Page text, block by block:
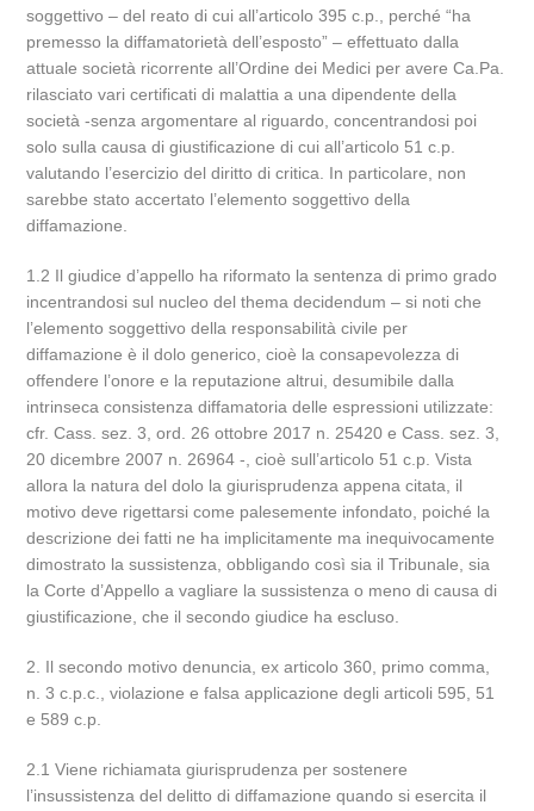
soggettivo – del reato di cui all’articolo 395 c.p., perché “ha
premesso la diffamatorietà dell’esposto” – effettuato dalla
attuale società ricorrente all’Ordine dei Medici per avere Ca.Pa.
rilasciato vari certificati di malattia a una dipendente della
società -senza argomentare al riguardo, concentrandosi poi
solo sulla causa di giustificazione di cui all’articolo 51 c.p.
valutando l’esercizio del diritto di critica. In particolare, non
sarebbe stato accertato l’elemento soggettivo della
diffamazione.
1.2 Il giudice d’appello ha riformato la sentenza di primo grado
incentrandosi sul nucleo del thema decidendum – si noti che
l’elemento soggettivo della responsabilità civile per
diffamazione è il dolo generico, cioè la consapevolezza di
offendere l’onore e la reputazione altrui, desumibile dalla
intrinseca consistenza diffamatoria delle espressioni utilizzate:
cfr. Cass. sez. 3, ord. 26 ottobre 2017 n. 25420 e Cass. sez. 3,
20 dicembre 2007 n. 26964 -, cioè sull’articolo 51 c.p. Vista
allora la natura del dolo la giurisprudenza appena citata, il
motivo deve rigettarsi come palesemente infondato, poiché la
descrizione dei fatti ne ha implicitamente ma inequivocamente
dimostrato la sussistenza, obbligando così sia il Tribunale, sia
la Corte d’Appello a vagliare la sussistenza o meno di causa di
giustificazione, che il secondo giudice ha escluso.
2. Il secondo motivo denuncia, ex articolo 360, primo comma,
n. 3 c.p.c., violazione e falsa applicazione degli articoli 595, 51
e 589 c.p.
2.1 Viene richiamata giurisprudenza per sostenere
l’insussistenza del delitto di diffamazione quando si esercita il